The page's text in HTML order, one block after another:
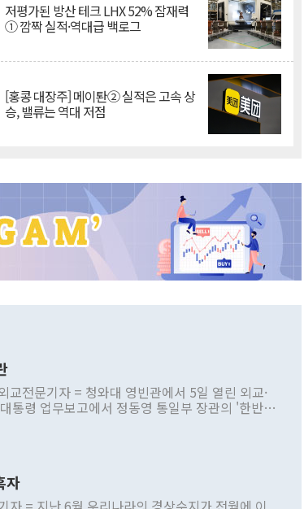
저평가된 방산 테크 LHX 52% 잠재력
① 깜짝 실적·역대급 백로그
[홍콩 대장주] 메이퇀② 실적은 고속 상
승, 밸류는 역대 저점
교전문기자 = 청와대 영빈관에서 5일 열린 외교·
통령 업무보고에서 정동영 통일부 장관의 '한반도
을 거치지 않은 사안을 정책으로 추진하겠다고 공
현실적 구상'이라는 비판을 내놨다. 그동안 정 장
이 물의를 빚은 적은 여러 번 있지만 대통령과 유
자